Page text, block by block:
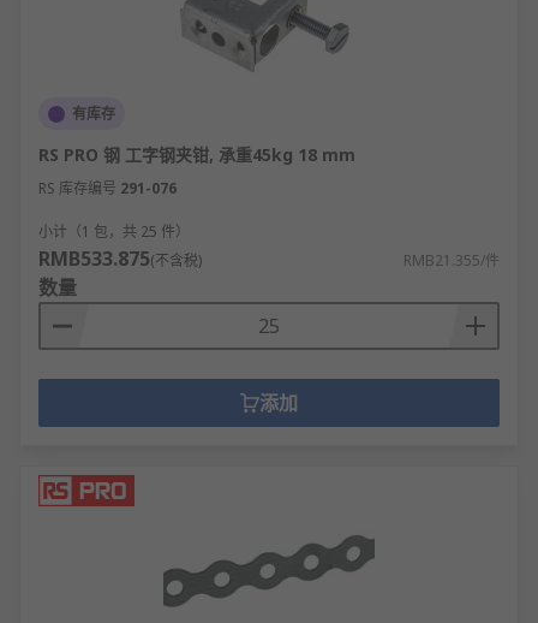
有库存
RS PRO 钢 工字钢夹钳, 承重45kg 18 mm
RS 库存编号 291-076
小计（1 包，共 25 件）
RMB533.875(不含税) RMB21.355/件
数量
添加